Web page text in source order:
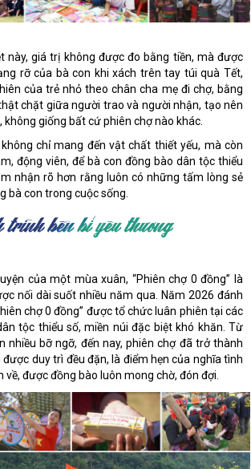
này, giá trị không được đo bằng tiền, mà được
rỡ của bà con khi xách trên tay túi quà Tết,
của trẻ nhỏ theo chân cha mẹ đi chợ, bằng
chặt giữa người trao và người nhận, tạo nên
giống bất cứ phiên chợ nào khác.
không chỉ mang đến vật chất thiết yếu, mà còn
động viên, để bà con đồng bào dân tộc thiểu
nhận rõ hơn rằng luôn có những tấm lòng sẻ
bà con trong cuộc sống.
của một mùa xuân, “Phiên chợ 0 đồng” là
nối dài suốt nhiều năm qua. Năm 2026 đánh
chợ 0 đồng” được tổ chức luân phiên tại các
tộc thiểu số, miền núi đặc biệt khó khăn. Từ
nhiều bỡ ngỡ, đến nay, phiên chợ đã trở thành
duy trì đều đặn, là điểm hẹn của nghĩa tình
về, được đồng bào luôn mong chờ, đón đợi.